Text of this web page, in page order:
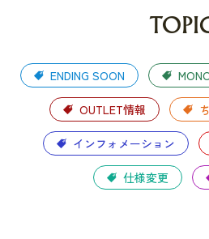
ENDING SOON
OUTLET情報
インフォメーション
仕様変更